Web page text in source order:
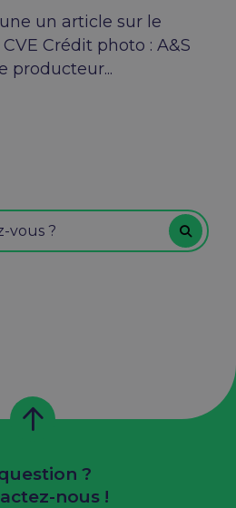
un article sur le
Crédit photo : A&S
producteur...
?
nous !